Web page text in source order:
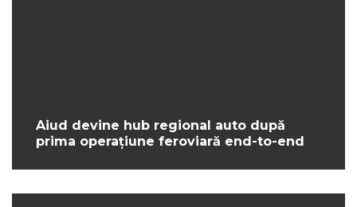
Aiud devine hub regional auto după
prima operațiune feroviară end-to-end